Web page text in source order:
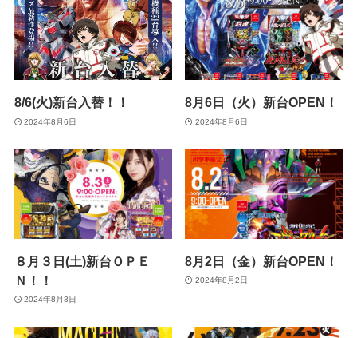
8/6(火)新台入替！！
2024年8月6日
8月6日（火）新台OPEN！
2024年8月6日
８月３日(土)新台ＯＰＥ
Ｎ！！
2024年8月3日
8月2日（金）新台OPEN！
2024年8月2日